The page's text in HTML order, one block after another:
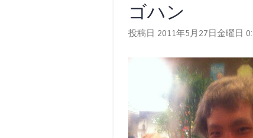
ゴハン
投稿日 2011年5月27日金曜日